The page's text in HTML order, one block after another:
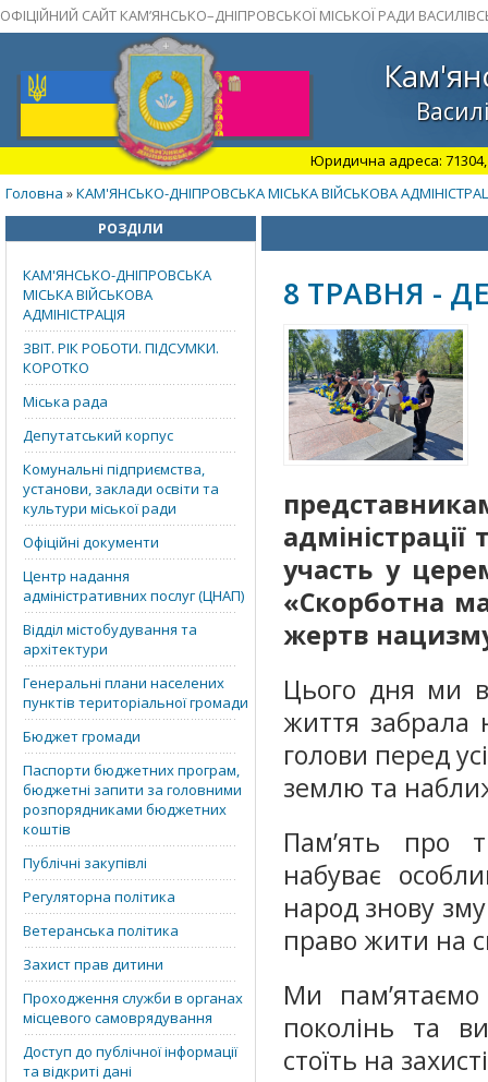
ОФІЦІЙНИЙ САЙТ КАМ’ЯНСЬКО–ДНІПРОВСЬКОЇ МІСЬКОЇ РАДИ
Юридична адреса: 71304,
Головна »КАМ'ЯНСЬКО-ДНІПРОВСЬКА МІСЬКА ВІЙСЬКОВА
РОЗДІЛИ
КАМ'ЯНСЬКО-ДНІПРОВСЬКА
МІСЬКА ВІЙСЬКОВА
АДМІНІСТРАЦІЯ
ЗВІТ. РІК РОБОТИ. ПІДСУМКИ.
КОРОТКО
Міська рада
Депутатський корпус
Комунальні підприємства,
установи, заклади освіти та
культури міської ради
Офіційні документи
Центр надання
адміністративних послуг (ЦНАП)
Відділ містобудування та
архітектури
Генеральні плани населених
пунктів територіальної громади
Бюджет громади
Паспорти бюджетних програм,
бюджетні запити за головними
розпорядниками бюджетних
коштів
Публічні закупівлі
Регуляторна політика
Ветеранська політика
Захист прав дитини
Проходження служби в органах
місцевого самоврядування
Доступ до публічної інформації
та відкриті дані
8 ТРАВНЯ -
участь у
«Скорботна
жертв
Цього дня ми
життя забрала
голови перед
землю та
Пам’ять про
набуває
народ знову
право жити на
Ми
поколінь та
стоїть на